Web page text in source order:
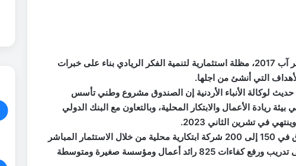
يعد الصندوق الأردني للريادة الذي تأسس في شهر آب 2017، مظلة استثمارية لتنمية الفكر الريادي بناء على خبرات
التي أنشئ من اجلها.
لوكالة الأنباء الأردنية إن الصندوق مشروع وطني تأسس
الأعمال والابتكار المحلية، وبالتعاون مع البنك الدولي
في تشرين الثاني 2023.
واوضح أن البنك الدولي يتوقع أن يستثمر الصندوق في 150 إلى 200 شركة ابتكارية محلية من خلال الاستثمار المباشر
وغير المباشر “الصناديق الاستثمارية”، ويعمل على تدريب ورفع كفاءات 825 رائد أعمال ومؤسسة صغيرة ومتوسطة